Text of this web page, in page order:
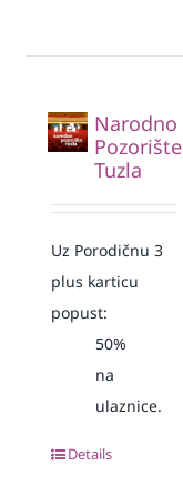
Narodno
Pozorište
Tuzla
Uz Porodičnu 3
plus karticu
popust:
50%
na
ulaznice.
Details